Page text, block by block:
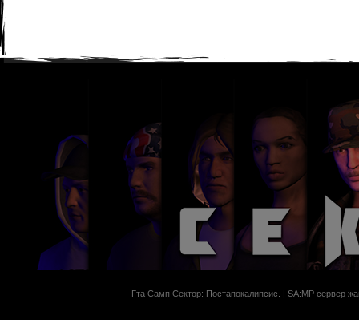
Гта Самп Сектор: Постапокалипсиc. | SA:MP сервер